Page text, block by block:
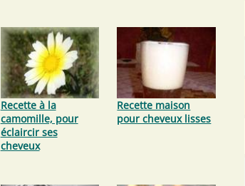
Recette à la
camomille, pour
éclaircir ses
cheveux
Recette maison
pour cheveux lisses